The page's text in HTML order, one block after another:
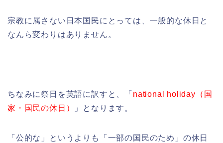
宗教に属さない日本国民にとっては、一般的な休日と
なんら変わりはありません。
ちなみに祭日を英語に訳すと、「 national holiday（国
家・国民の休日）
」となります。
「公的な」というよりも「一部の国民のため」の休日